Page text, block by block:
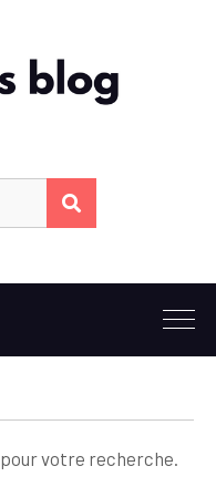
votre recherche.